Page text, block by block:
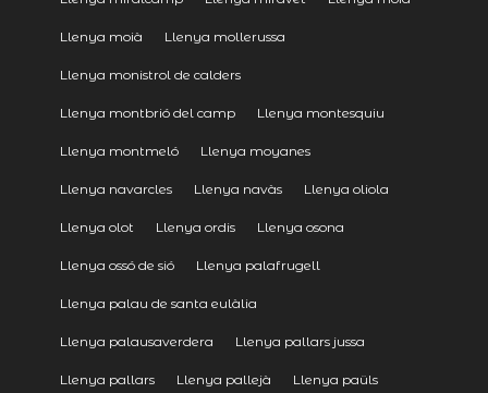
Llenya moià Llenya mollerussa
Llenya monistrol de calders
Llenya montbrió del camp Llenya montesquiu
Llenya montmeló Llenya moyanes
Llenya navarcles Llenya navàs Llenya oliola
Llenya olot Llenya ordis Llenya osona
Llenya ossó de sió Llenya palafrugell
Llenya palau de santa eulàlia
Llenya palausaverdera Llenya pallars jussa
Llenya pallars Llenya pallejà Llenya paüls